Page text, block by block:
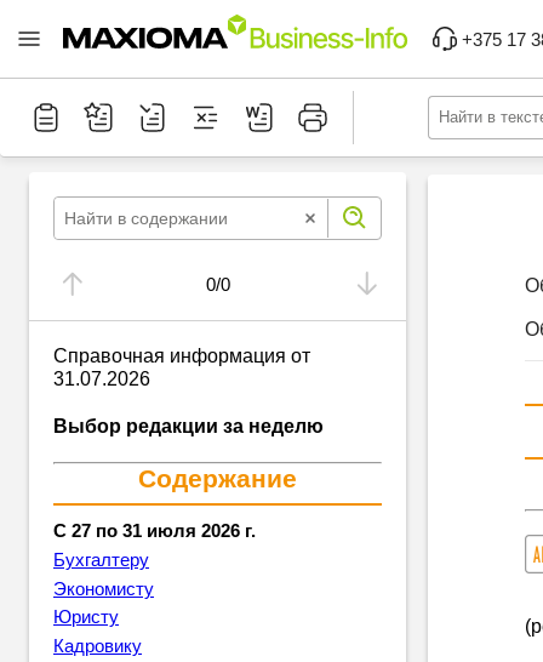
+375 17
0/0
Справочная информация от
31.07.2026
Выбор редакции за неделю
Содержание
С 27 по 31 июля 2026 г.
Бухгалтеру
Экономисту
Юристу
Кадровику